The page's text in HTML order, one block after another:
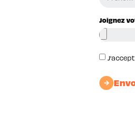
Joignez